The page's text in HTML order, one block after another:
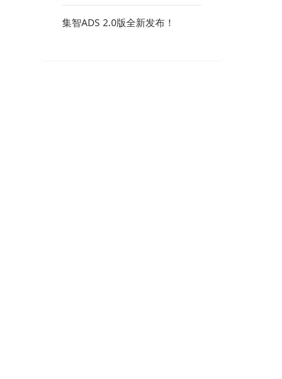
集智ADS 2.0版全新发布！